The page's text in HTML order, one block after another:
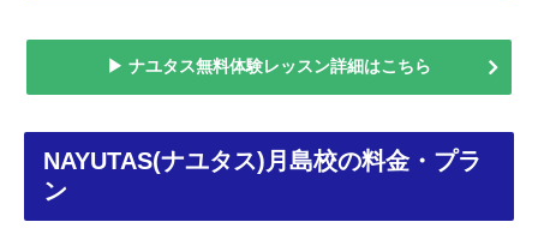
▶ ナユタス無料体験レッスン詳細はこちら
NAYUTAS(ナユタス)月島校の料金・プラ
ン